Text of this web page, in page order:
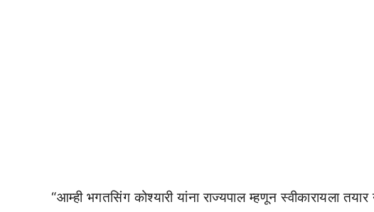
“आम्ही भगतसिंग कोश्यारी यांना राज्यपाल म्हणून स्वीकारायला